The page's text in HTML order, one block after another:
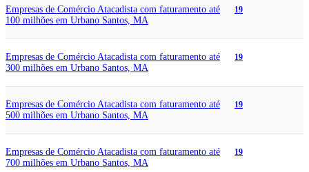
Empresas de Comércio Atacadista com faturamento até
100 milhões em Urbano Santos, MA
19
Empresas de Comércio Atacadista com faturamento até
300 milhões em Urbano Santos, MA
19
Empresas de Comércio Atacadista com faturamento até
500 milhões em Urbano Santos, MA
19
Empresas de Comércio Atacadista com faturamento até
700 milhões em Urbano Santos, MA
19